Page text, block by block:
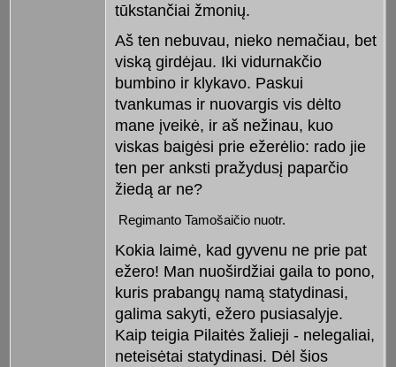
tūkstančiai žmonių.
Aš ten nebuvau, nieko nemačiau, bet
viską girdėjau. Iki vidurnakčio
bumbino ir klykavo. Paskui
tvankumas ir nuovargis vis dėlto
mane įveikė, ir aš nežinau, kuo
viskas baigėsi prie ežerėlio: rado jie
ten per anksti pražydusį paparčio
žiedą ar ne?
Regimanto Tamošaičio nuotr.
Kokia laimė, kad gyvenu ne prie pat
ežero! Man nuoširdžiai gaila to pono,
kuris prabangų namą statydinasi,
galima sakyti, ežero pusiasalyje.
Kaip teigia Pilaitės žalieji - nelegaliai,
neteisėtai statydinasi. Dėl šios